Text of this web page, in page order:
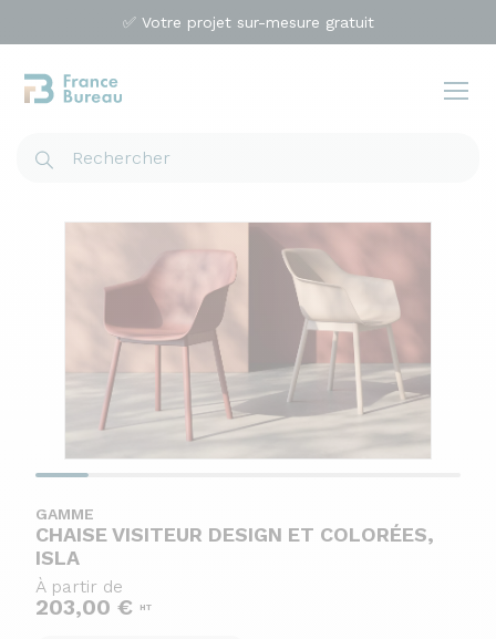
✅ Votre projet sur-mesure gratuit
GAMME
CHAISE VISITEUR DESIGN ET COLORÉES,
ISLA
À partir de
203,00 € HT